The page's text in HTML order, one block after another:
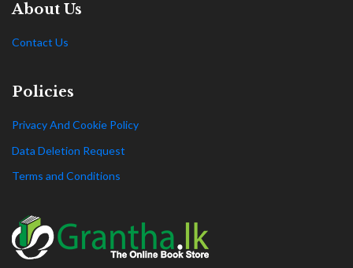
About Us
Contact Us
Policies
Privacy And Cookie Policy
Data Deletion Request
Terms and Conditions